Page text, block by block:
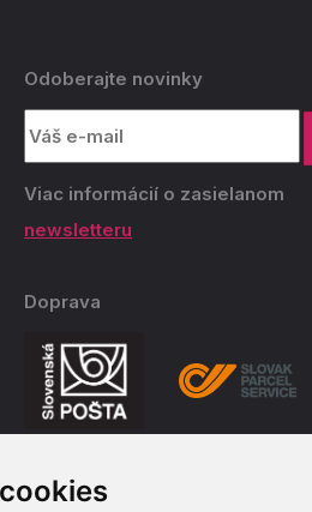
Odoberajte novinky
Viac informácií o zasielanom
newsletteru
Doprava